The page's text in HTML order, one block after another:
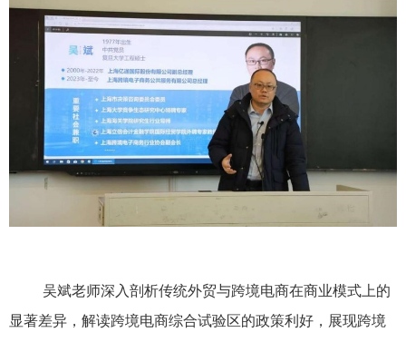
吴斌老师深入剖析传统外贸与跨境电商在商业模式上的
显著差异，解读跨境电商综合试验区的政策利好，展现跨境